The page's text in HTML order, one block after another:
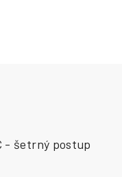
- šetrný postup